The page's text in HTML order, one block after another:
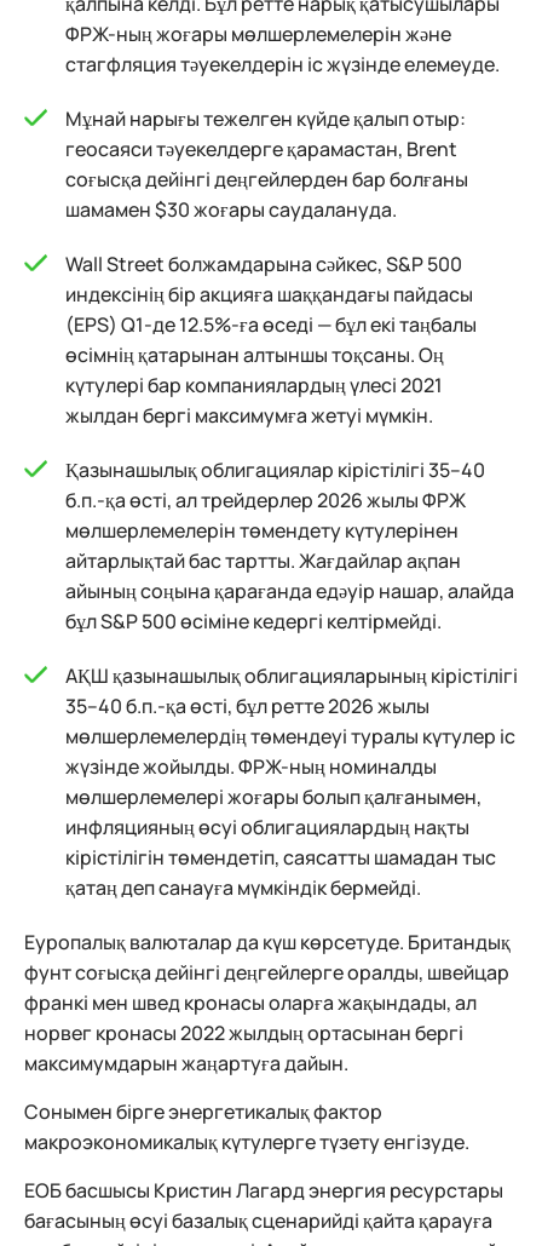
ФРЖ-ның жоғары мөлшерлемелерін және
стагфляция тәуекелдерін іс жүзінде елемеуде.
Мұнай нарығы тежелген күйде қалып отыр:
геосаяси тәуекелдерге қарамастан, Brent
соғысқа дейінгі деңгейлерден бар болғаны
шамамен $30 жоғары саудалануда.
Wall Street болжамдарына сәйкес, S&P 500
индексінің бір акцияға шаққандағы пайдасы
(EPS) Q1-де 12.5%-ға өседі — бұл екі таңбалы
өсімнің қатарынан алтыншы тоқсаны. Оң
күтулері бар компаниялардың үлесі 2021
жылдан бергі максимумға жетуі мүмкін.
Қазынашылық облигациялар кірістілігі 35–40
б.п.-қа өсті, ал трейдерлер 2026 жылы ФРЖ
мөлшерлемелерін төмендету күтулерінен
айтарлықтай бас тартты. Жағдайлар ақпан
айының соңына қарағанда едәуір нашар, алайда
бұл S&P 500 өсіміне кедергі келтірмейді.
АҚШ қазынашылық облигацияларының кірістілігі
35–40 б.п.-қа өсті, бұл ретте 2026 жылы
мөлшерлемелердің төмендеуі туралы күтулер іс
жүзінде жойылды. ФРЖ-ның номиналды
мөлшерлемелері жоғары болып қалғанымен,
инфляцияның өсуі облигациялардың нақты
кірістілігін төмендетіп, саясатты шамадан тыс
қатаң деп санауға мүмкіндік бермейді.
Еуропалық валюталар да күш көрсетуде. Британдық
фунт соғысқа дейінгі деңгейлерге оралды, швейцар
франкі мен швед кронасы оларға жақындады, ал
норвег кронасы 2022 жылдың ортасынан бергі
максимумдарын жаңартуға дайын.
Сонымен бірге энергетикалық фактор
макроэкономикалық күтулерге түзету енгізуде.
ЕОБ басшысы Кристин Лагард энергия ресурстары
бағасының өсуі базалық сценарийді қайта қарауға